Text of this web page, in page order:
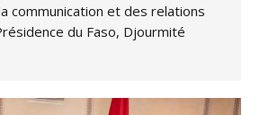
communication et des relations
du Faso, Djourmité